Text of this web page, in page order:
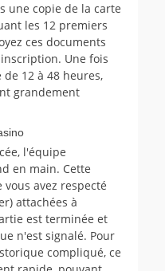
une copie de la carte
les 12 premiers
ces documents
Une fois
12 à 48 heures,
grandement
l'équipe
en main. Cette
avez respecté
attachées à
est terminée et
n'est signalé. Pour
compliqué, ce